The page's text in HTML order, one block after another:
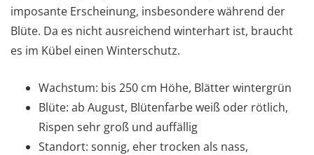
imposante Erscheinung, insbesondere während der
Blüte. Da es nicht ausreichend winterhart ist, braucht
es im Kübel einen Winterschutz.
Wachstum: bis 250 cm Höhe, Blätter wintergrün
Blüte: ab August, Blütenfarbe weiß oder rötlich,
Rispen sehr groß und auffällig
Standort: sonnig, eher trocken als nass,